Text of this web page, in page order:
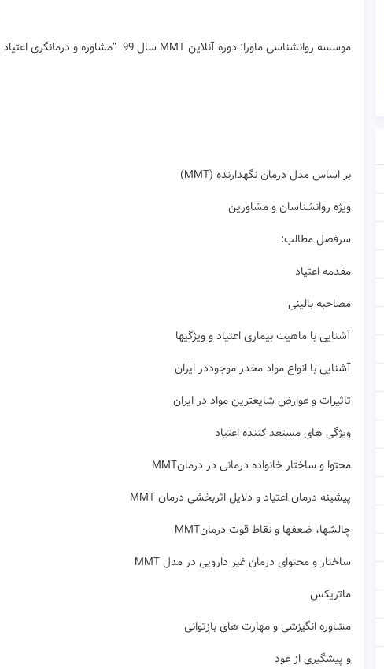
موسسه روانشناسی ماورا: دوره آنلاین MMT سال 99 “مشاوره و درمانگری اعتیاد
بر اساس مدل درمان نگهدارنده (MMT)
ویژه روانشناسان و مشاورین
سرفصل مطالب:
مقدمه اعتیاد
مصاحبه بالینی
آشنایی با ماهیت بیماری اعتیاد و ویژگیها
آشنایی با انواع مواد مخدر موجوددر ایران
تاثیرات و عوارض شایعترین مواد در ایران
ویژگی های مستعد کننده اعتیاد
محتوا و ساختار خانواده درمانی در درمانMMT
پیشینه درمان اعتیاد و دلایل اثربخشی درمان MMT
چالشها، ضعفها و نقاط قوت درمانMMT
ساختار و محتوای درمان غیر دارویی در مدل MMT
ماتریکس
مشاوره انگیزشی و مهارت های بازتوانی
و پیشگیری از عود